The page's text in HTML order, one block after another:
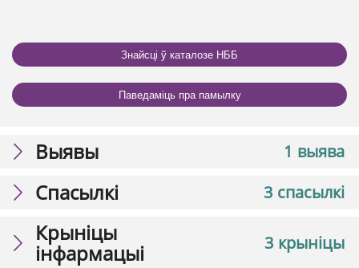
Знайсці ў каталозе НББ
Паведаміць пра памылку
1 выява
Выявы
3 спасылкі
Спасылкі
3 крыніцы
Крыніцы
інфармацыі